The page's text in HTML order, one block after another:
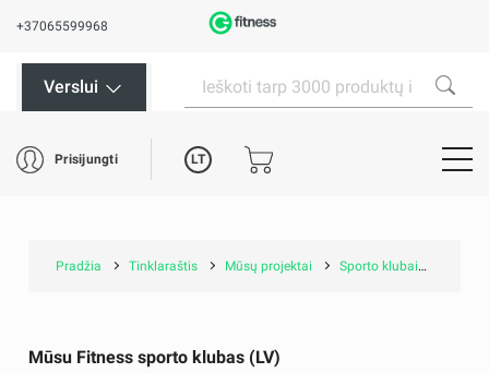
+37065599968
Verslui
Prisijungti LT
Pradžia Tinklaraštis Mūsų projektai Sporto klubai
Mūsu Fitness sporto klubas (LV)